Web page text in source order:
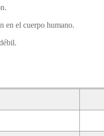
en el cuerpo humano.